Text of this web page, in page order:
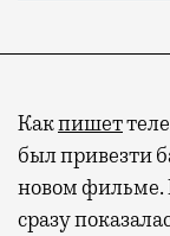
Какпишет
был привезти
новом фильме.
сразу